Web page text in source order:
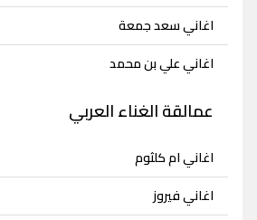
اغاني سعد جمعة
اغاني علي بن محمد
عمالقة الغناء العربي
اغاني ام كلثوم
اغاني فيروز